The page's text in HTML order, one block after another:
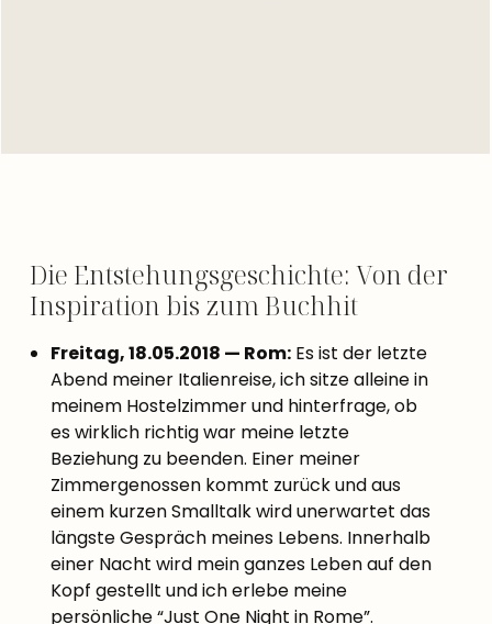
Die Entstehungsgeschichte: Von der
Inspiration bis zum Buchhit
Freitag, 18.05.2018 — Rom: Es ist der letzte
Abend meiner Italienreise, ich sitze alleine in
meinem Hostelzimmer und hinterfrage, ob
es wirklich richtig war meine letzte
Beziehung zu beenden. Einer meiner
Zimmergenossen kommt zurück und aus
einem kurzen Smalltalk wird unerwartet das
längste Gespräch meines Lebens. Innerhalb
einer Nacht wird mein ganzes Leben auf den
Kopf gestellt und ich erlebe meine
persönliche “Just One Night in Rome”.